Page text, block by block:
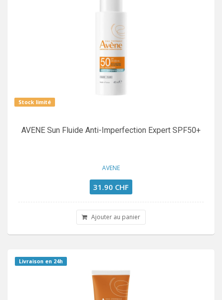
Stock limité
AVENE Sun Fluide Anti-Imperfection Expert SPF50+
AVENE
31.90 CHF
Ajouter au panier
Livraison en 24h